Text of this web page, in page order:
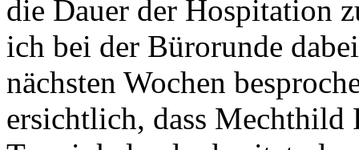
die Dauer der Hospitation
ich bei der Bürorunde
nächsten Wochen
ersichtlich, dass Mechthild